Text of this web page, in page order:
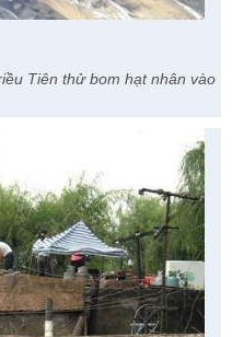
Tiên thử bom hạt nhân vào